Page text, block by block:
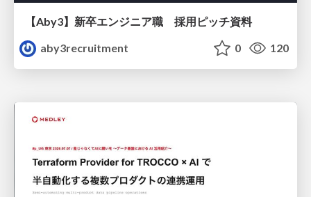
【Aby3】新卒エンジニア職 採用ピッチ資料
aby3recruitment
0 120